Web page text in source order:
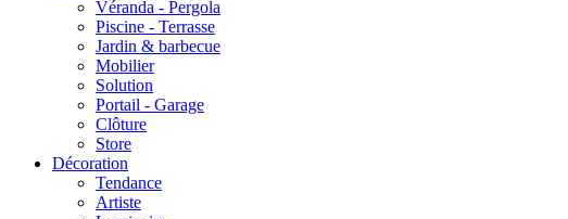
Véranda - Pergola
Piscine - Terrasse
Jardin & barbecue
Mobilier
Solution
Portail - Garage
Clôture
Store
Décoration
Tendance
Artiste